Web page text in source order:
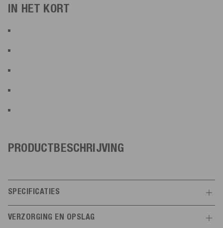
IN HET KORT
PRODUCTBESCHRIJVING
SPECIFICATIES
VERZORGING EN OPSLAG